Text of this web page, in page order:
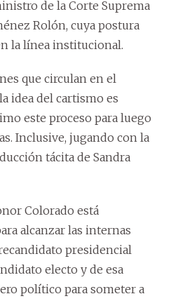
de la Corte Suprema
Rolón, cuya postura
la línea institucional.
que circulan en el
idea del cartismo es
este proceso para luego
Inclusive, jugando con la
tácita de Sandra
Colorado está
alcanzar las internas
presidencial
electo y de esa
político para someter a